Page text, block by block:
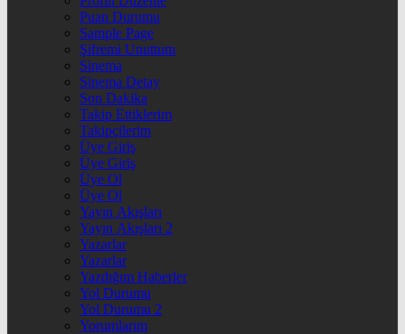
Puan Durumu
Sample Page
Şifremi Unuttum
Sinema
Sinema Detay
Son Dakika
Takip Ettiklerim
Takipçilerim
Üye Giriş
Üye Giriş
Üye Ol
Üye Ol
Yayın Akışları
Yayın Akışları 2
Yazarlar
Yazarlar
Yazdığım Haberler
Yol Durumu
Yol Durumu 2
Yorumlarım